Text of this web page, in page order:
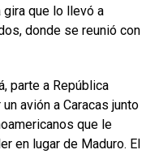
gira que lo llevó a
donde se reunió con
parte a República
avión a Caracas junto
que le
en lugar de Maduro. El